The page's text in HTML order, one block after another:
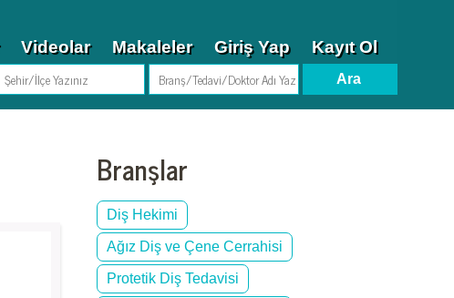
Videolar Makaleler Giriş Yap Kayıt Ol
Branşlar
Diş Hekimi
Ağız Diş ve Çene Cerrahisi
Protetik Diş Tedavisi